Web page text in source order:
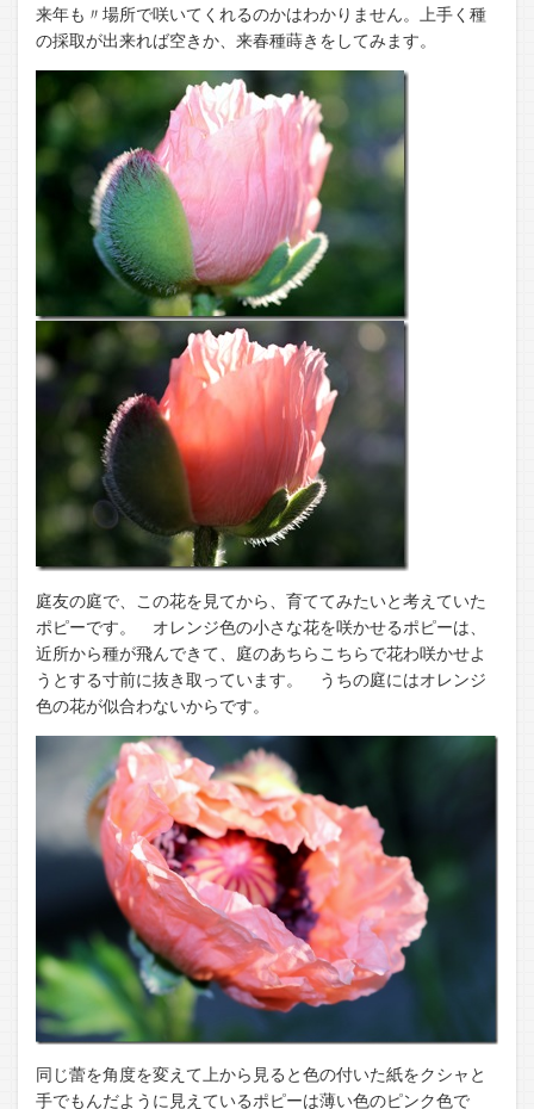
来年も〃場所で咲いてくれるのかはわかりません。上手く種
の採取が出来れば空きか、来春種蒔きをしてみます。
庭友の庭で、この花を見てから、育ててみたいと考えていた
ポピーです。 オレンジ色の小さな花を咲かせるポピーは、
近所から種が飛んできて、庭のあちらこちらで花わ咲かせよ
うとする寸前に抜き取っています。 うちの庭にはオレンジ
色の花が似合わないからです。
同じ蕾を角度を変えて上から見ると色の付いた紙をクシャと
手でもんだように見えているポピーは薄い色のピンク色で